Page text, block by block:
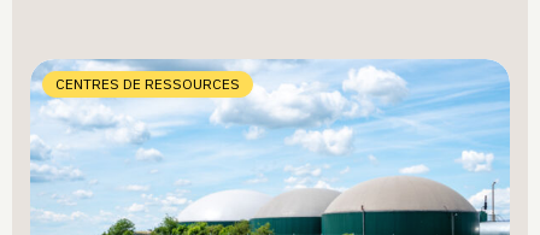
CENTRES DE RESSOURCES